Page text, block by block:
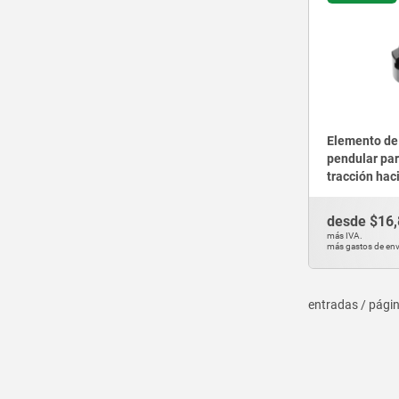
Elemento
pendular
tracción
desde
más IVA.
más gastos de
entradas /